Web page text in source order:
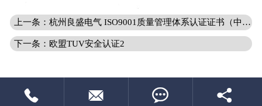
上一条：杭州良盛电气 ISO9001质量管理体系认证证书（中文）
下一条：欧盟TUV安全认证2
   